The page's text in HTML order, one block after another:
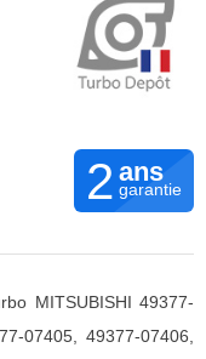
2 ans
garantie
MITSUBISHI 49377-
07405, 49377-07406,